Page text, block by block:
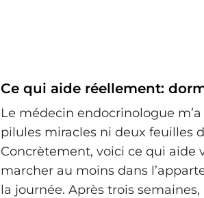
Ce qui aide réellement:
Le médecin endocrinologue
pilules miracles ni deux feuilles
Concrètement, voici ce qui aide
marcher au moins dans
la journée. Après trois